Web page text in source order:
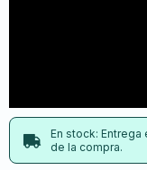
En stock:
de la compra.